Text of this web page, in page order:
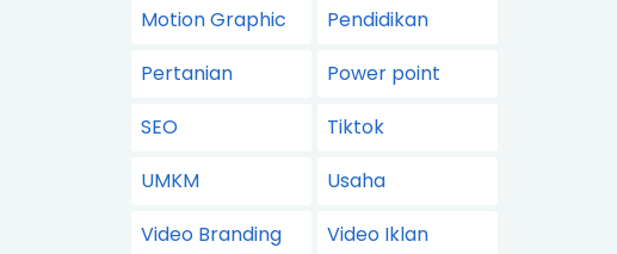
Motion Graphic
Pendidikan
Pertanian
Power point
SEO
Tiktok
UMKM
Usaha
Video Branding
Video Iklan